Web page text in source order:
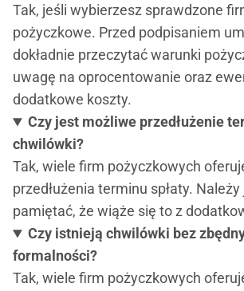
Tak, jeśli wybierzesz sprawdzone
pożyczkowe. Przed podpisaniem
dokładnie przeczytać warunki
uwagę na oprocentowanie oraz
dodatkowe koszty.
Czy jest możliwe przedłużenie
chwilówki?
Tak, wiele firm pożyczkowych
przedłużenia terminu spłaty.
pamiętać, że wiąże się to z
Czy istnieją chwilówki bez
formalności?
Tak, wiele firm pożyczkowych